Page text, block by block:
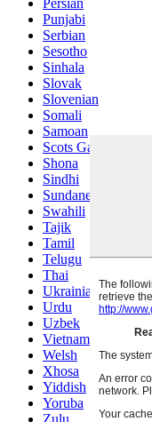
Punjabi
Serbian
Sesotho
Sinhala
Slovak
Slovenian
Somali
Samoan
Scots Gaelic
Shona
Sindhi
Sundanese
Swahili
Tajik
Tamil
Telugu
Thai
Ukrainian
Urdu
Uzbek
Vietnamese
Welsh
Xhosa
Yiddish
Yoruba
Zulu